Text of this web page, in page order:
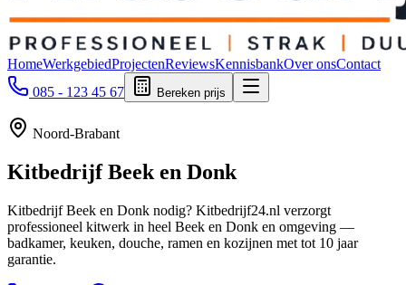
HomeWerkgebiedProjectenReviewsKennisbankOver onsContact
085 - 123 45 67
Bereken prijs
Noord-Brabant
KitbedrijfBeek en Donk
Kitbedrijf Beek en Donk nodig? Kitbedrijf24.nl verzorgt
professioneel kitwerk in heel Beek en Donk en omgeving —
badkamer, keuken, douche, ramen en kozijnen met tot 10 jaar
garantie.